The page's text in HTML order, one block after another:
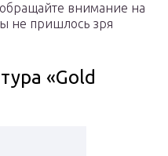
обращайте внимание на
не пришлось зря
«Gold